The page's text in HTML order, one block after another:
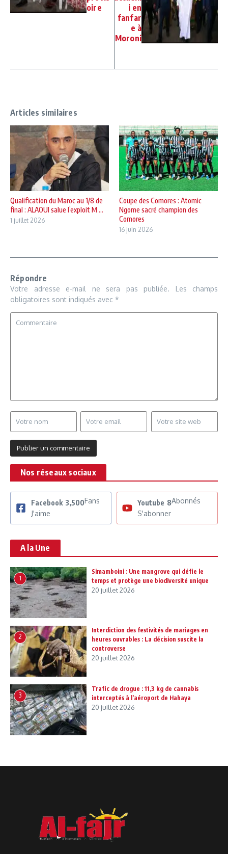
oire
i en
fanfar
e à
Moroni
Articles similaires
Qualification du Maroc au 1/8 de
final : ALAOUI salue l’exploit M ...
1 juillet 2026
Coupe des Comores : Atomic
Ngome sacré champion des
Comores
16 juin 2026
Répondre
Votre adresse e-mail ne sera pas publiée.
Les champs
obligatoires sont indiqués avec *
Nos réseaux sociaux
Facebook 3,500Fans
J'aime
Youtube 8Abonnés
S'abonner
A la Une
1
Simamboini : Une mangrove qui défie le
temps et protège une biodiversité unique
20 juillet 2026
2
Interdiction des festivités de mariages en
heures ouvrables : La décision suscite la
controverse
20 juillet 2026
3
Trafic de drogue : 11,3 kg de cannabis
interceptés à l’aéroport de Hahaya
20 juillet 2026